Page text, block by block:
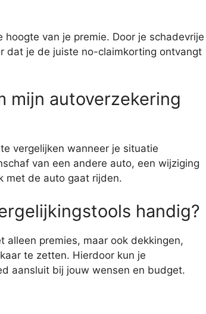
van je premie. Door je schadevrije
dat je de juiste no-claimkorting ontvangt
mijn autoverzekering
vergelijken wanneer je situatie
van een andere auto, een wijziging
met de auto gaat rijden.
handig?
alleen premies, maar ook dekkingen,
te zetten. Hierdoor kun je
aansluit bij jouw wensen en budget.